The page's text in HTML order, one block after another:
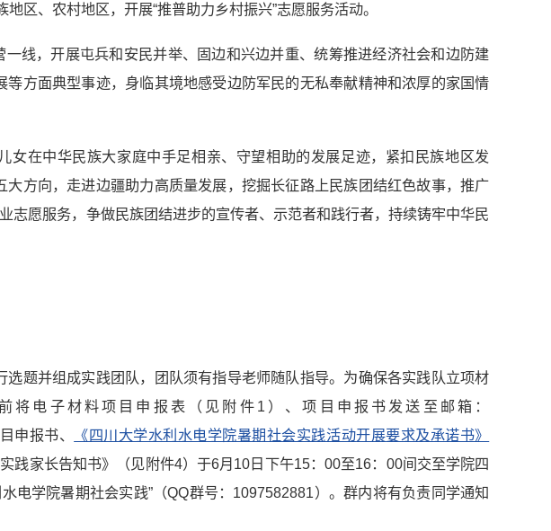
区、农村地区，开展“推普助力乡村振兴”志愿服务活动。
线，开展屯兵和安民并举、固边和兴边并重、统筹推进经济社会和边防建
方面典型事迹，身临其境地感受边防军民的无私奉献精神和浓厚的家国情
女在中华民族大家庭中手足相亲、守望相助的发展足迹，紧扣民族地区发
方向，走进边疆助力高质量发展，挖掘长征路上民族团结红色故事，推广
志愿服务，争做民族团结进步的宣传者、示范者和践行者，持续铸牢中华民
题并组成实践团队，团队须有指导老师随队指导。为确保各实践队立项材
将电子材料项目申报表（见附件1）、项目申报书发送至邮箱：
申报书、
《四川大学水利水电学院暑期社会实践活动开展要求及承诺书》
践家长告知书》（见附件4）于6月10日下午15：00至16：00间交至学院四
电学院暑期社会实践”（QQ群号：1097582881）。群内将有负责同学通知